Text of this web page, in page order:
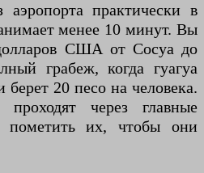
практически в
менее 10 минут. Вы
США от Сосуа до
грабеж, когда гуагуа
берет 20 песо на человека.
через главные
их, чтобы они